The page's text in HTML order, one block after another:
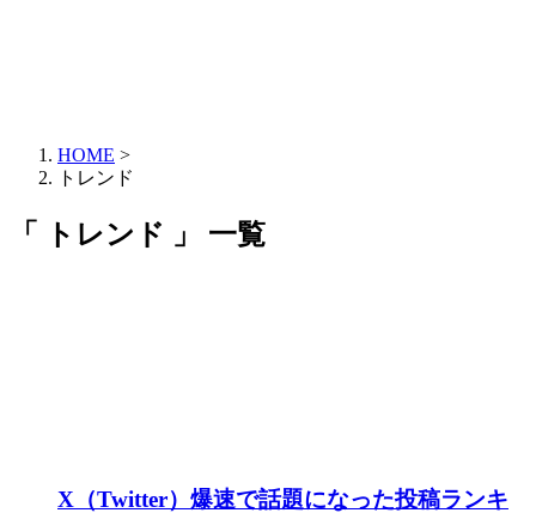
HOME >
トレンド
「 トレンド 」 一覧
X（Twitter）爆速で話題になった投稿ランキ